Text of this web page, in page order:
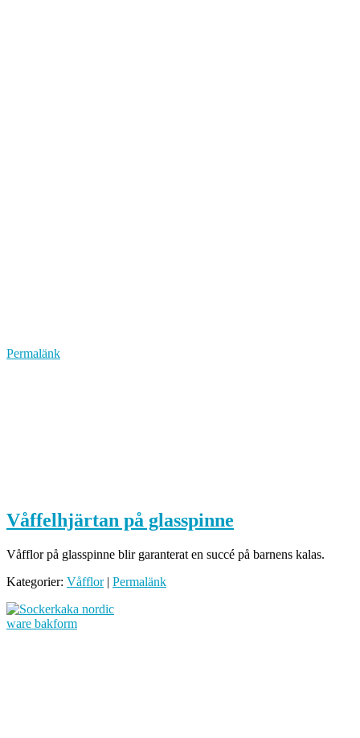
Permalänk
Våffelhjärtan på glasspinne
Våfflor på glasspinne blir garanterat en succé på barnens kalas.
Kategorier: Våfflor| Permalänk